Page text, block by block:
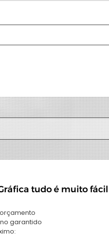
tudo é muito fácil
garantido